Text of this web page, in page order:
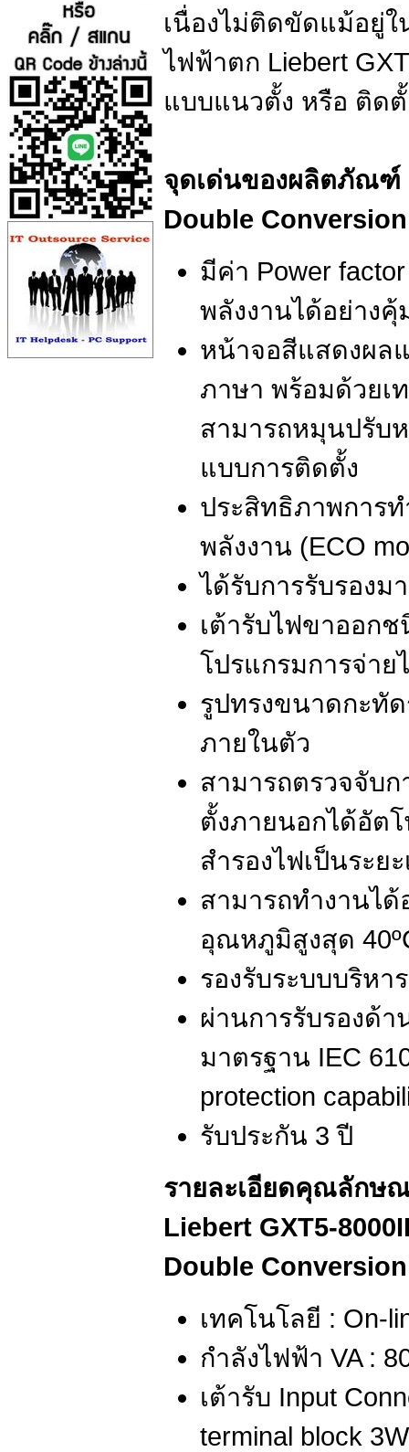
เนื่องไม่ติดขัดแม้อยู่
ไฟฟ้าตก Liebert
แบบแนวตั้ง หรือ ติด
จุดเด่นของผลิตภัณฑ์
Double
มีค่า Power
พลังงานได้อย่างคุ้
หน้าจอสีแสดงผล
ภาษา พร้อมด้วยเ
สามารถหมุนปรับ
แบบการติดตั้ง
ประสิทธิภาพการ
พลังงาน (ECO
ได้รับการรับรองม
เต้ารับไฟขาออก
โปรแกรมการจ่า
รูปทรงขนาดกะทั
ภายในตัว
สามารถตรวจจับ
ตั้งภายนอกได้อัต
สำรองไฟเป็นระย
สามารถทำงานไ
อุณหภูมิสูงสุด
รองรับระบบบริห
ผ่านการรับรองด้
มาตรฐาน IEC
protection
รับประกัน 3 ปี
รายละเอียดคุณลักษ
Liebert GXT5-
Double
เทคโนโลยี : On-
กำลังไฟฟ้า VA :
เต้ารับ Input
terminal block